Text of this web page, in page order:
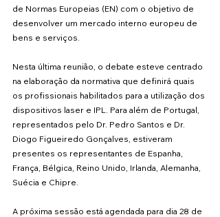
de Normas Europeias (EN) com o objetivo de
desenvolver um mercado interno europeu de
bens e serviços.
Nesta última reunião, o debate esteve centrado
na elaboração da normativa que definirá quais
os profissionais habilitados para a utilização dos
dispositivos laser e IPL. Para além de Portugal,
representados pelo Dr. Pedro Santos e Dr.
Diogo Figueiredo Gonçalves, estiveram
presentes os representantes de Espanha,
França, Bélgica, Reino Unido, Irlanda, Alemanha,
Suécia e Chipre.
A próxima sessão está agendada para dia 28 de